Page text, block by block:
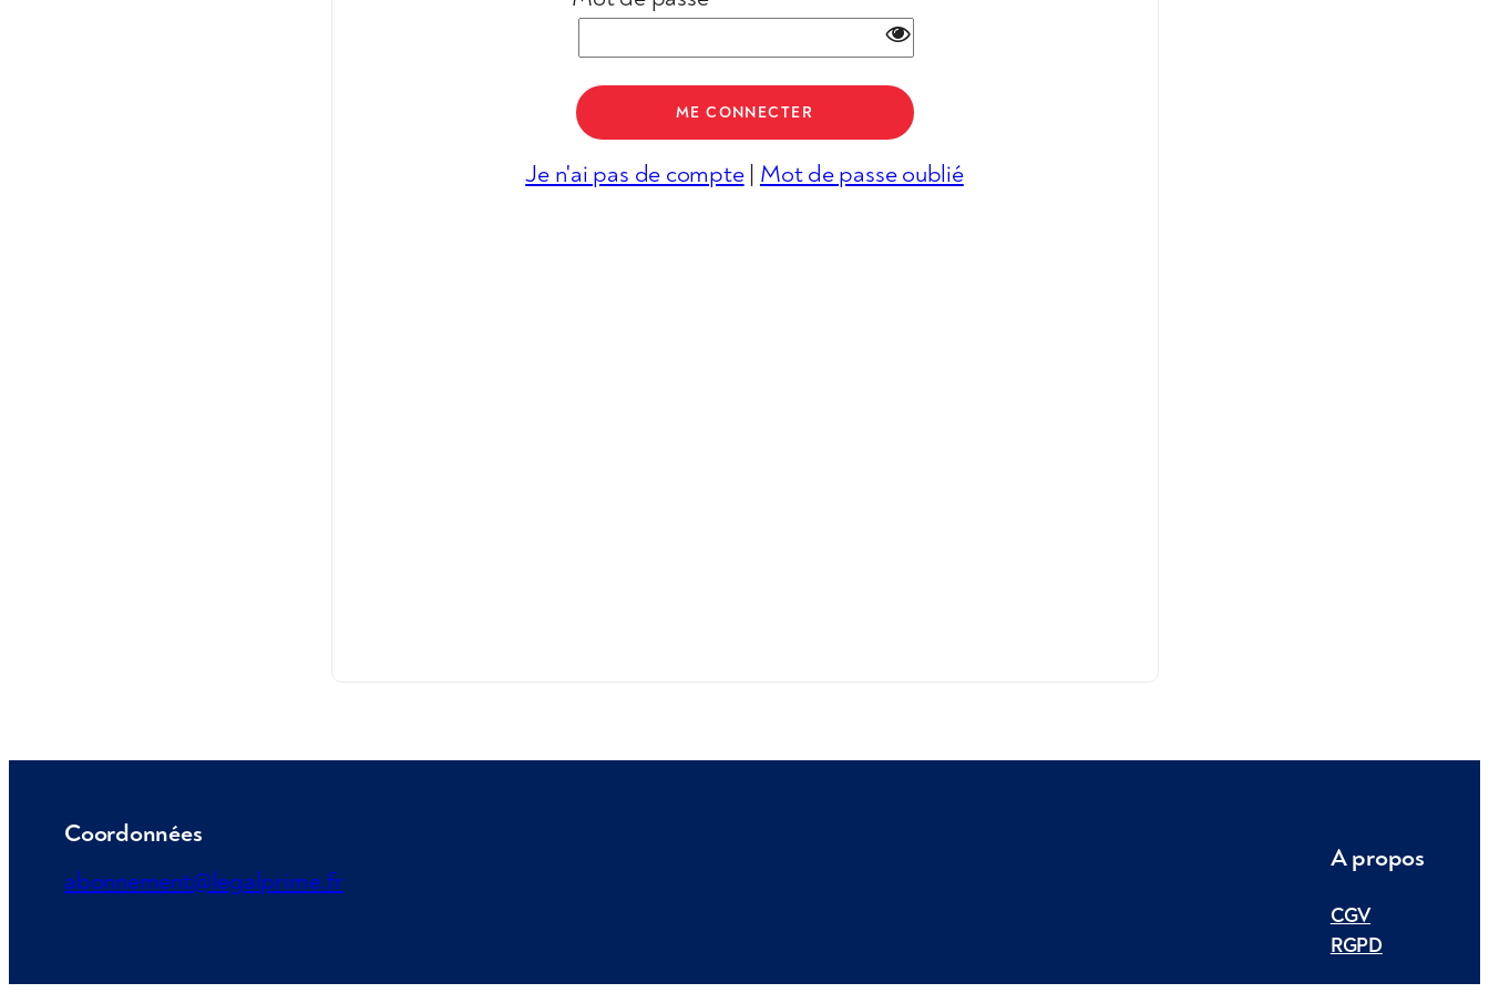
Je n'ai pas de compte| Mot de passe oublié
Coordonnées
abonnement@legalprime.fr
A propos
CGV
RGPD